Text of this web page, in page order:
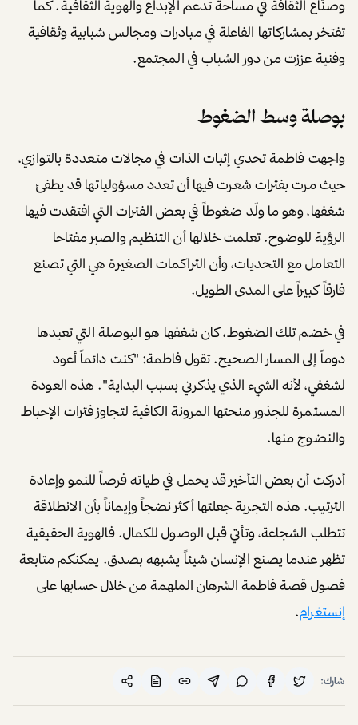
من فكرة إلى كيان
جاءت نقطة التحول الحقيقية في مسيرتها عندما قررت التعامل
كونها مجرد هوايات. هذا الاقتناع حرر طاقاتها الإبداعية وغيّر
تُرجم هذا التحول إلى مشاريع إبداعية ناجحة مثل
"Clutch’N’Pouch" و"Affinée" و"The Spark Media"، فضلاً
عن تأليف وإصدار كتابها الأول (Fire in my Soul). تفتخر فاطمة
بدورها الإداري والتنظيمي في مهرجان زوايا للإبداع الثقافي الاول